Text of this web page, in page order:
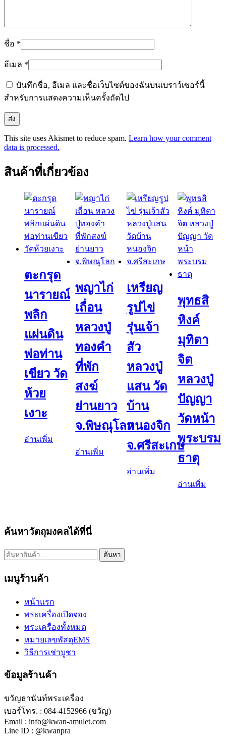
ชื่อ *
อีเมล *
บันทึกชื่อ, อีเมล และชื่อเว็บไซต์ของฉันบนเบราว์เซอร์นี้
สำหรับการแสดงความเห็นครั้งถัดไป
This site uses Akismet to reduce spam. Learn how your comment
data is processed.
สินค้าที่เกี่ยวข้อง
ตะกรุด
นารายณ์
พลิก
แผ่นดิน
พ่อท่าน
เขียว วัด
ห้วย
เงาะ
อ่านเพิ่ม
พญาไก่
เถื่อน
หลวงปู่
ทองคำ
ที่พัก
สงฆ์
ย่านยาว
จ.พิษณุโลก
อ่านเพิ่ม
เหรียญ
รูปไข่
รุ่นเจ้า
สัว
หลวงปู่
แสน วัด
บ้าน
หนองจิก
จ.ศรีสะเกษ
อ่านเพิ่ม
พุทธสิ
หิงค์
มุทิตา
จิต
หลวงปู่
ปัญญา
วัดหน้า
พระบรม
ธาตุ
อ่านเพิ่ม
ค้นหาวัตถุมงคลได้ที่นี่
ค้นหา: ค้นหา
เมนูร้านค้า
หน้าแรก
พระเครื่องเปิดจอง
พระเครื่องทั้งหมด
หมายเลขพัสดุEMS
วิธีการเช่าบูชา
ข้อมูลร้านค้า
ขวัญธานันท์พระเครื่อง
เบอร์โทร. : 084-4152966 (ขวัญ)
Email : info@kwan-amulet.com
Line ID : @kwanpra